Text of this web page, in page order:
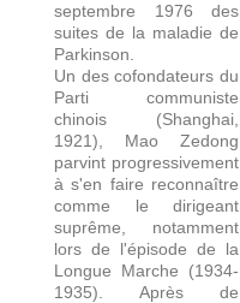
septembre 1976 des
suites de la maladie de
Parkinson.
Un des cofondateurs du
Parti communiste
chinois (Shanghai,
1921), Mao Zedong
parvint progressivement
à s'en faire reconnaître
comme le dirigeant
suprême, notamment
lors de l'épisode de la
Longue Marche (1934-
1935). Après de